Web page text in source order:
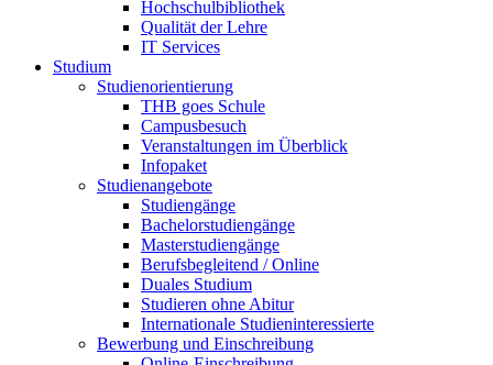
Hochschulbibliothek
Qualität der Lehre
IT Services
Studium
Studienorientierung
THB goes Schule
Campusbesuch
Veranstaltungen im Überblick
Infopaket
Studienangebote
Studiengänge
Bachelorstudiengänge
Masterstudiengänge
Berufsbegleitend / Online
Duales Studium
Studieren ohne Abitur
Internationale Studieninteressierte
Bewerbung und Einschreibung